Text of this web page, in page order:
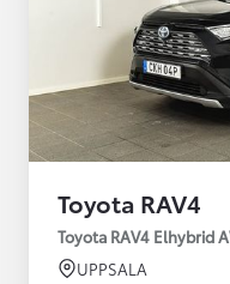
Toyota RAV4
Toyota RAV4 Elhybrid
UPPSALA